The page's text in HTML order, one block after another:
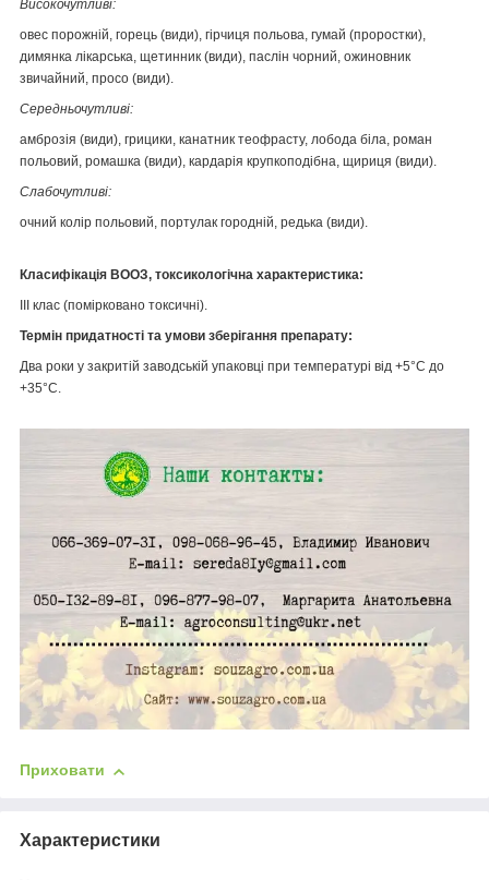
Високочутливі:
овес порожній, горець (види), гірчиця польова, гумай (проростки),
димянка лікарська, щетинник (види), паслін чорний, ожиновник
звичайний, просо (види).
Середньочутливі:
амброзія (види), грицики, канатник теофрасту, лобода біла, роман
польовий, ромашка (види), кардарія крупкоподібна, щириця (види).
Слабочутливі:
очний колір польовий, портулак городній, редька (види).
Класифікація ВООЗ, токсикологічна характеристика:
ІІІ клас (помірковано токсичні).
Термін придатності та умови зберігання препарату:
Два роки у закритій заводській упаковці при температурі від +5°С до
+35°С.
Приховати
Характеристики